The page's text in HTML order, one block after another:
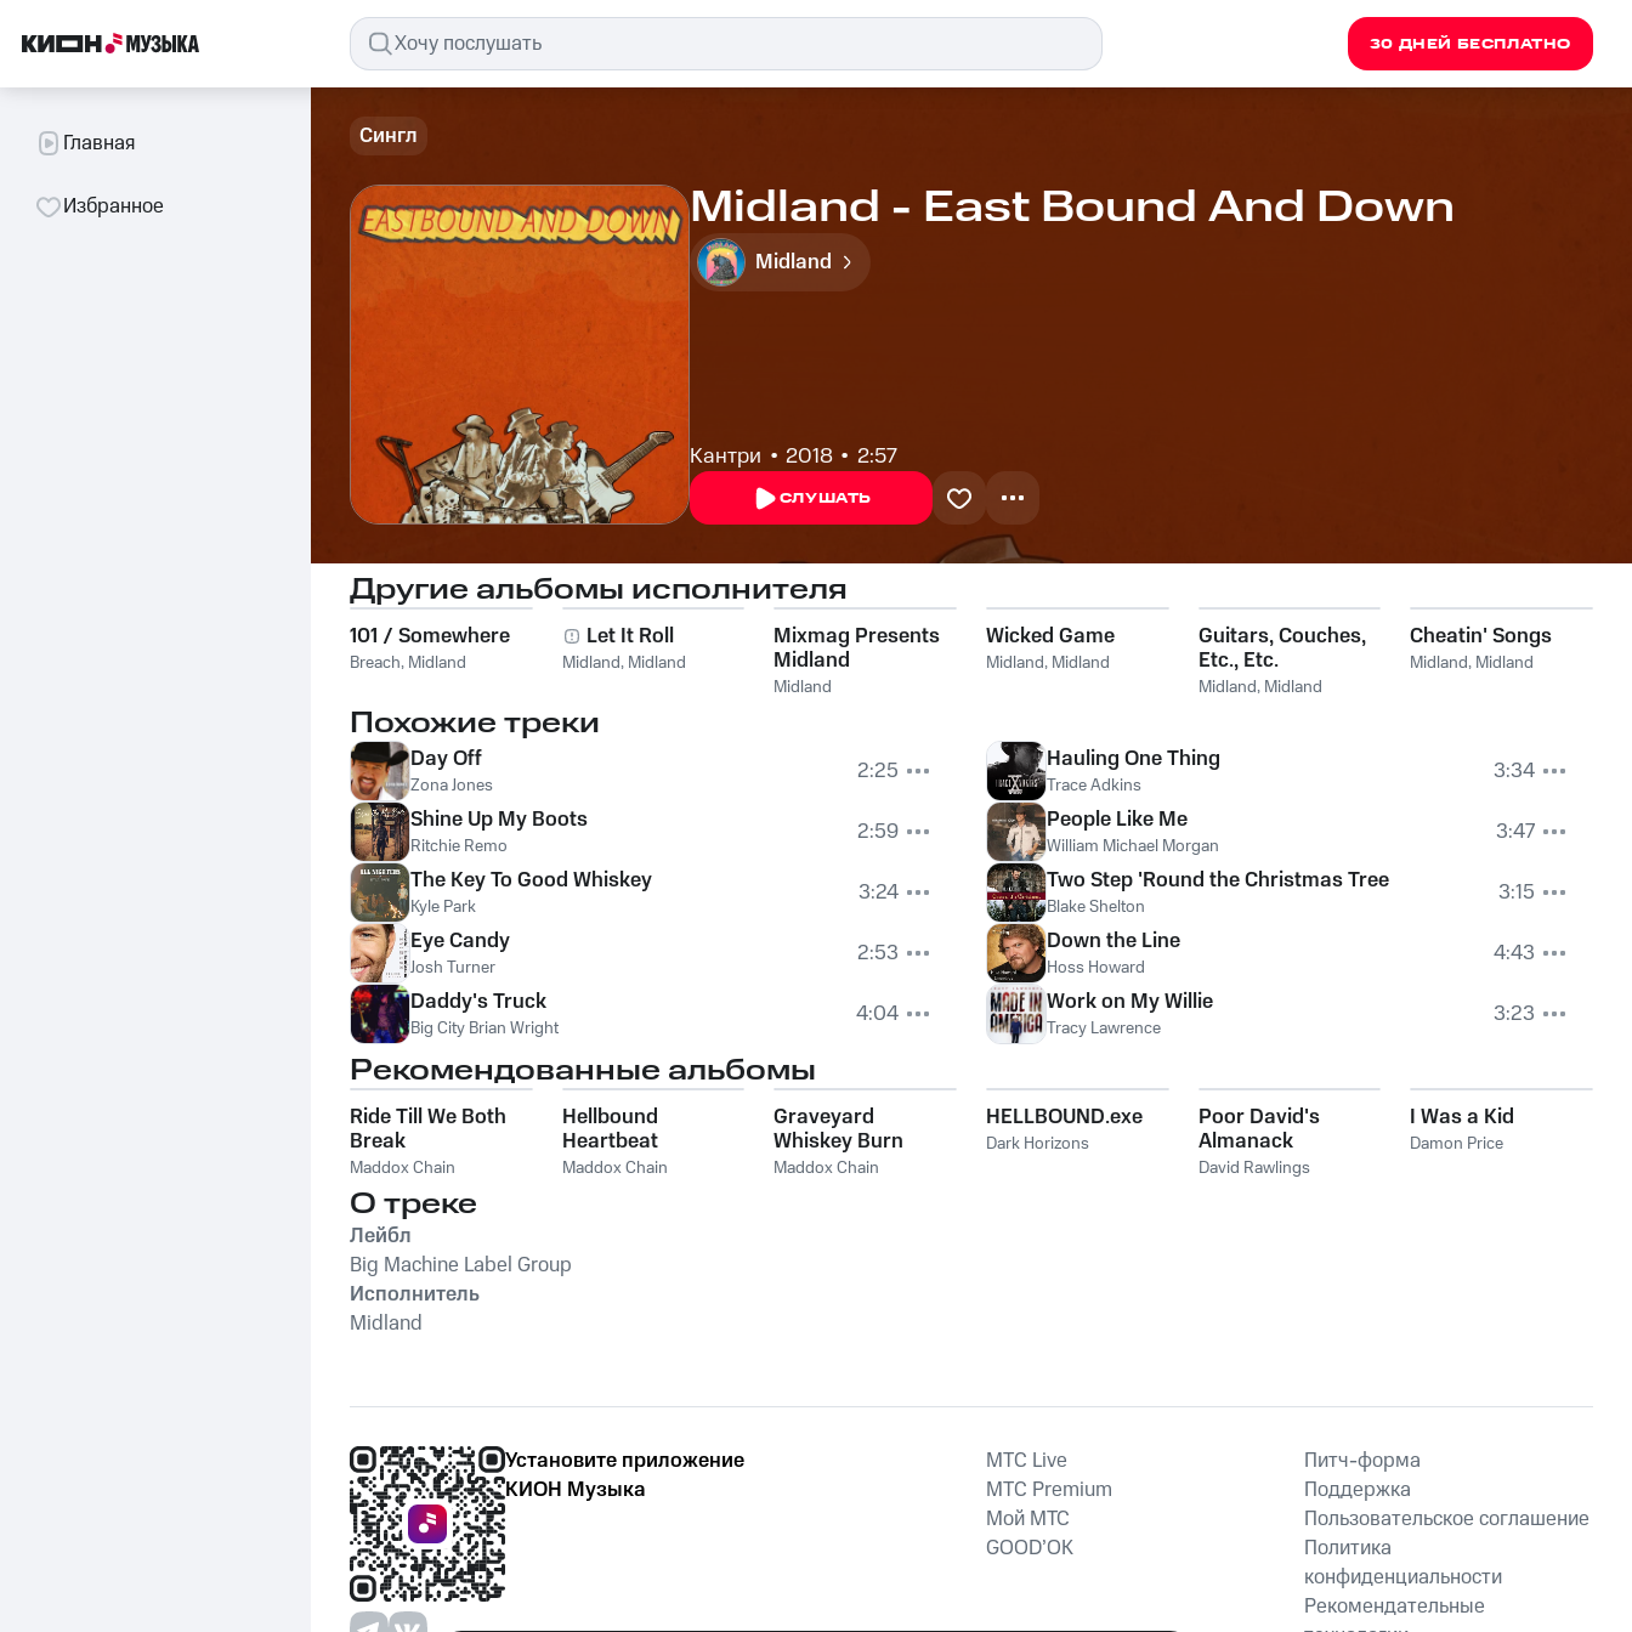
30 ДНЕЙ БЕСПЛАТНО
Главная
Избранное
Сингл
Midland - East Bound And Down
Midland
Кантри 2018 2:57
СЛУШАТЬ
Другие альбомы исполнителя
101 / Somewhere
Breach, Midland
Let It Roll
Midland, Midland
Mixmag Presents
Midland
Midland
Wicked Game
Midland, Midland
Guitars, Couches,
Etc., Etc.
Midland, Midland
Cheatin' Songs
Midland, Midland
Похожие треки
Day Off
Zona Jones
2:25
Shine Up My Boots
Ritchie Remo
2:59
The Key To Good Whiskey
Kyle Park
3:24
Eye Candy
Josh Turner
2:53
Daddy's Truck
Big City Brian Wright 4:04
Hauling One Thing
Trace Adkins
3:34
People Like Me
William Michael Morgan
3:47
Two Step 'Round the Christmas Tree
Blake Shelton
3:15
Down the Line
Hoss Howard
4:43
Work on My Willie
Tracy Lawrence 3:23
Рекомендованные альбомы
Ride Till We Both
Break
Maddox Chain
Hellbound
Heartbeat
Maddox Chain
Graveyard
Whiskey Burn
Maddox Chain
HELLBOUND.exe
Dark Horizons
Poor David's
Almanack
David Rawlings
I Was a Kid
Damon Price
О треке
Лейбл
Big Machine Label Group
Исполнитель
Midland
Установите приложение
КИОН Музыка
MTС Live
MTС Premium
Мой МТС
GOOD’OK
Питч-форма
Поддержка
Пользовательское соглашение
Политика
конфиденциальности
Рекомендательные